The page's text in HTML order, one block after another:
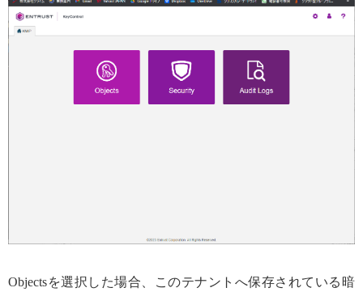
Objectsを選択した場合、このテナントへ保存されている暗